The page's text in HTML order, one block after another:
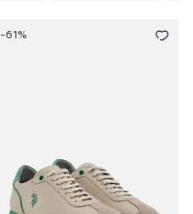
-61%